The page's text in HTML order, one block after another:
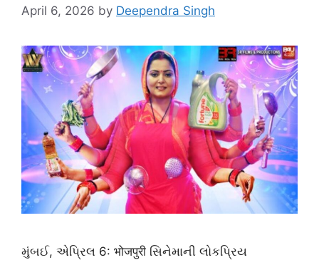
April 6, 2026 by Deependra Singh
મુંબઈ, એપ્રિલ 6: भोजपुरी સિનેમાની લોકપ્રિય